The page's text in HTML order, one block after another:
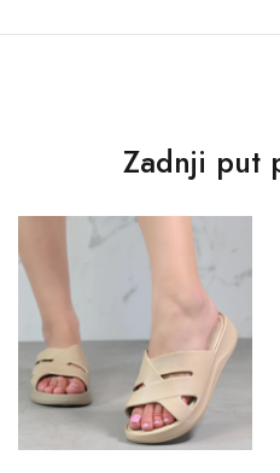
Zadnji put